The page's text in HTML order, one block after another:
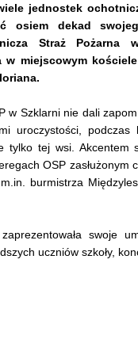
jednostek
osiem dekad
Straż
w miejscowym
w Szklarni nie dali
uroczystości,
tylko tej wsi. Akcentem
OSP zasłużonym
burmistrza
swoje
uczniów szkoły,